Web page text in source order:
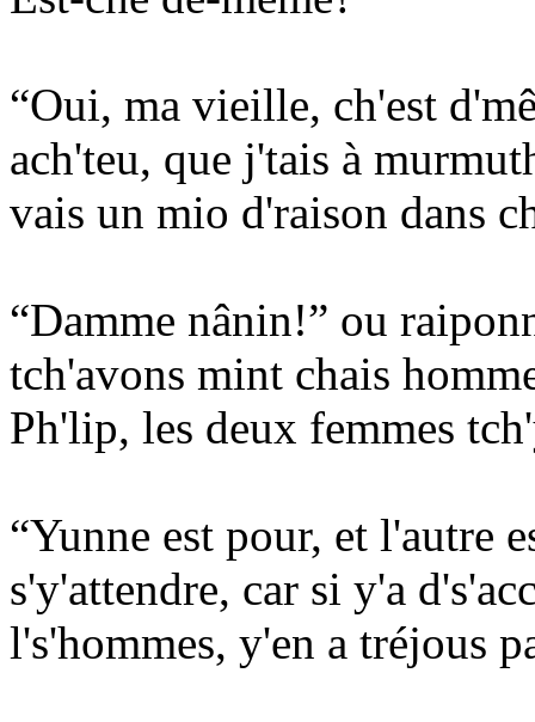
“Oui, ma vieille, ch'est
ach'teu, que j'tais à
vais un mio d'raison dans
“Damme nânin!” ou
tch'avons mint chais
Ph'lip, les deux femmes
“Yunne est pour, et l'autre
s'y'attendre, car si y'a
l's'hommes, y'en a tréjous